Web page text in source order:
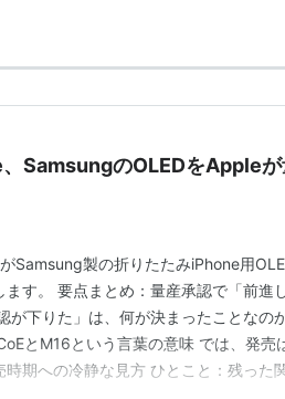
SamsungのOLEDをApple
Samsung製の折りたたみiPhone用
ます。 要点まとめ：量産承認で「前進
が下りた」は、何が決まったことなの
とM16という言葉の意味 では、発売
期への冷静な見方 ひとこと：残った